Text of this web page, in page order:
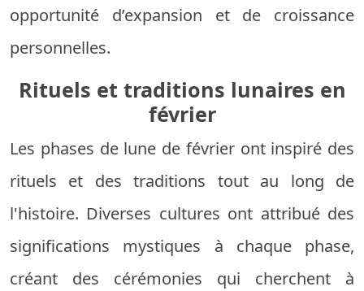
opportunité d’expansion et de croissance
personnelles.
Rituels et traditions lunaires en
février
Les phases de lune de février ont inspiré des
rituels et des traditions tout au long de
l'histoire. Diverses cultures ont attribué des
significations mystiques à chaque phase,
créant des cérémonies qui cherchent à